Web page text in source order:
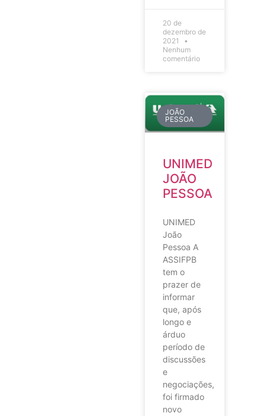
20 de
dezembro de
2021
Nenhum
comentário
JOÃO
PESSOA
UNIMED
JOÃO
PESSOA
UNIMED
João
Pessoa A
ASSIFPB
tem o
prazer de
informar
que, após
longo e
árduo
período de
discussões
e
negociações,
foi firmado
novo